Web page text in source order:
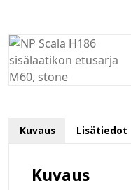
Kuvaus Lisätiedot
Kuvaus